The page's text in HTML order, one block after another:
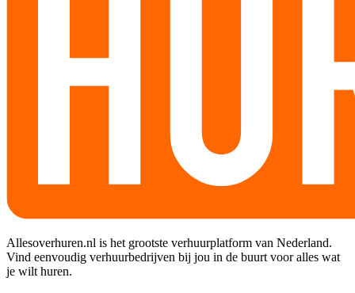
Allesoverhuren.nl is het grootste verhuurplatform van Nederland.
Vind eenvoudig verhuurbedrijven bij jou in de buurt voor alles wat
je wilt huren.